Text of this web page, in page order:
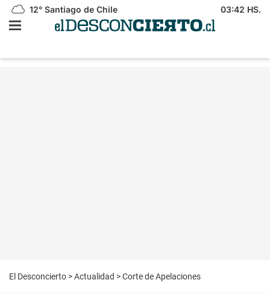
12° Santiago de Chile 03:42 HS.
El Desconcierto >Actualidad >Corte de Apelaciones